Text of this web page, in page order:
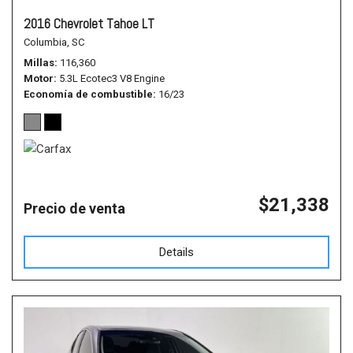
2016 Chevrolet Tahoe LT
Columbia, SC
Millas 116,360
Motor 5.3L Ecotec3 V8 Engine
Economía de combustible 16/23
Precio de venta $21,338
Details